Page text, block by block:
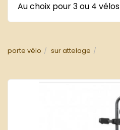
Au choix pour 3 ou 4 vélos
porte vélo sur attelage